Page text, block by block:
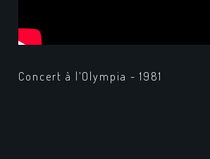
Concert à l’Olympia - 1981